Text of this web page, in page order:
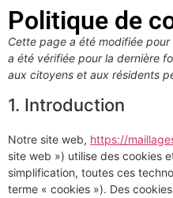
Politique de
Cette page a été modifiée
a été vérifiée pour la dernière
aux citoyens et aux résidents
1. Introduction
Notre site web, https://
site web ») utilise des cookies
simplification, toutes ces
terme « cookies »). Des